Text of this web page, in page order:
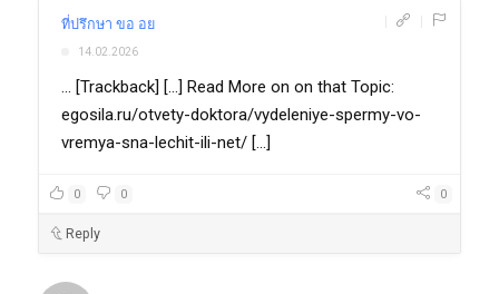
ที่ปรึกษา ขอ อย
14.02.2026
... [Trackback] [...] Read More on on that Topic:
egosila.ru/otvety-doktora/vydeleniye-spermy-vo-
vremya-sna-lechit-ili-net/ [...]
0 0 0
Reply